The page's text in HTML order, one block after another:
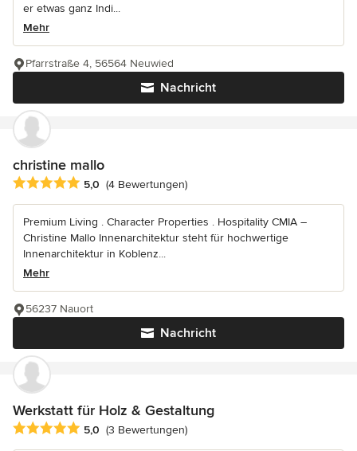
er etwas ganz Indi...
Mehr
Nachricht
Pfarrstraße 4, 56564 Neuwied
christine mallo
Durchschnittliche Bewertung: 5 von 5 Sternen
5,0 (4 Bewertungen)
Premium Living . Character Properties . Hospitality CMIA –
Christine Mallo Innenarchitektur steht für hochwertige
Innenarchitektur in Koblenz...
Mehr
Nachricht
56237 Nauort
Werkstatt für Holz & Gestaltung
Durchschnittliche Bewertung: 5 von 5 Sternen
5,0 (3 Bewertungen)